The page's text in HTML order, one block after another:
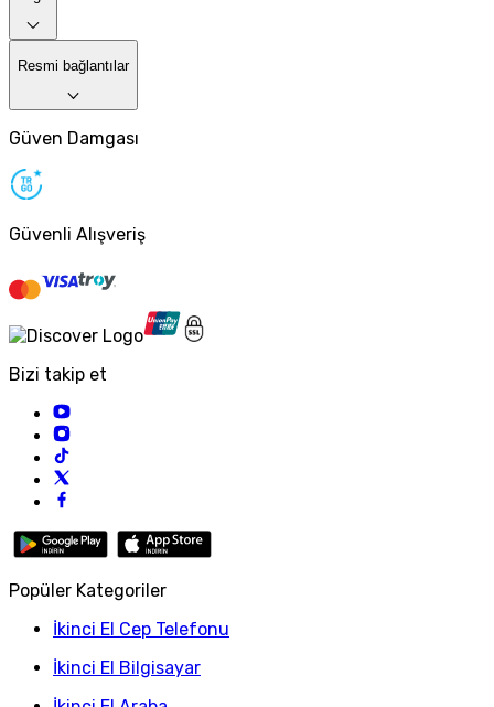
Resmi bağlantılar
Güven Damgası
Güvenli Alışveriş
Bizi takip et
Popüler Kategoriler
İkinci El Cep Telefonu
İkinci El Bilgisayar